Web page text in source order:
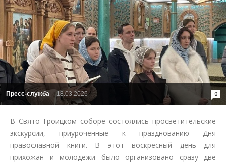
Пресс-служба - 18.03.2026 0
В Свято-Троицком соборе состоялись просветительские
экскурсии, приуроченные к празднованию Дня
православной книги. В этот воскресный день для
прихожан и молодежи было организовано сразу две